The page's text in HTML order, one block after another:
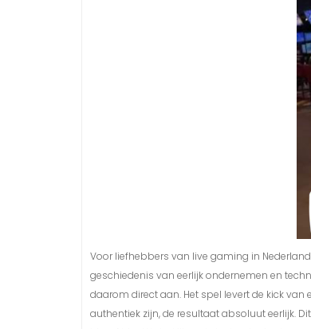
Voor liefhebbers van live gaming in
geschiedenis van eerlijk ondernemen en
daarom direct aan. Het spel levert de kick
authentiek zijn, de resultaat absoluut eerlijk.